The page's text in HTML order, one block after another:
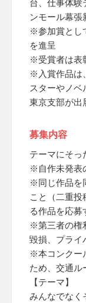
台、仕事体験
ンモール幕張
※参加賞とし
を進呈
※受賞者は表
※入賞作品は
スターやノ
東京支部が出
募集内容
テーマにそっ
※自作未発表
※同じ作品を
こと（二重投
る作品を応募
※第三者の権
毀損、プライ
※本コンクー
ため、交通ル
【テーマ】
みんなでなく